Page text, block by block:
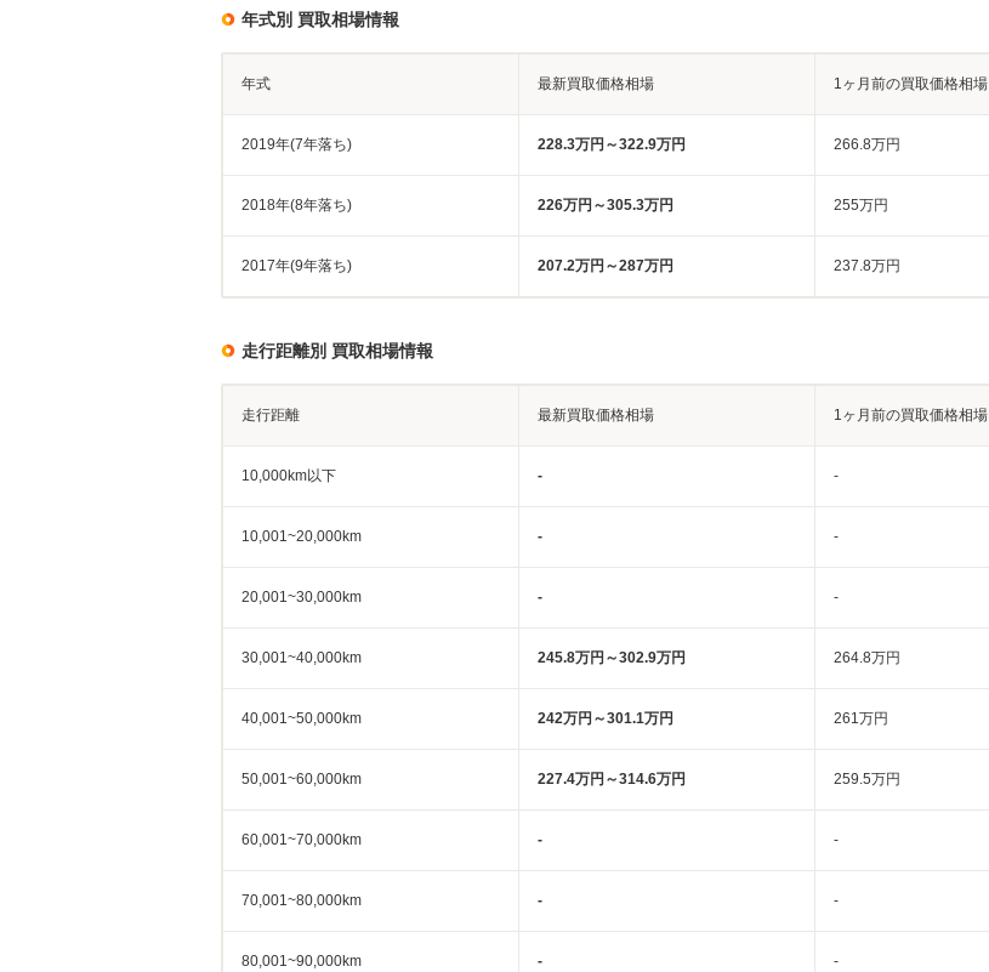
年式別 買取相場情報
年式 最新買取価格相場 1ヶ月前の買取価格相場
2019年(7年落ち) 228.3万円～322.9万円 266.8万円
2018年(8年落ち) 226万円～305.3万円 255万円
2017年(9年落ち) 207.2万円～287万円 237.8万円
走行距離別 買取相場情報
走行距離 最新買取価格相場 1ヶ月前の買取価格相場
10,000km以下 - -
10,001~20,000km - -
20,001~30,000km - -
30,001~40,000km 245.8万円～302.9万円 264.8万円
40,001~50,000km 242万円～301.1万円 261万円
50,001~60,000km 227.4万円～314.6万円 259.5万円
60,001~70,000km - -
70,001~80,000km - -
80,001~90,000km - -